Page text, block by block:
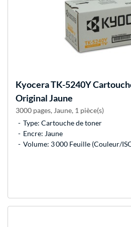
KyoceraTK-5240Y
Original Jaune
3000 pages, Jaune, 1 pièce(s)
Type: Cartouche de toner
Encre: Jaune
Volume: 3 000 Feuille (Couleur/